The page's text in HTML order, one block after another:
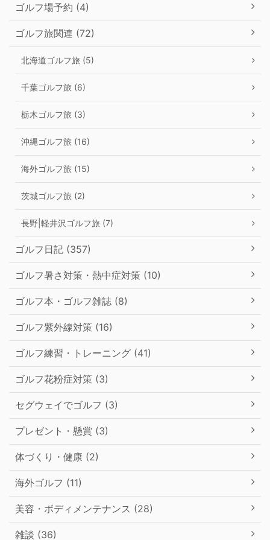
ゴルフ場予約 (4)
ゴルフ旅関連 (72)
北海道ゴルフ旅 (5)
千葉ゴルフ旅 (6)
栃木ゴルフ旅 (3)
沖縄ゴルフ旅 (16)
海外ゴルフ旅 (15)
茨城ゴルフ旅 (2)
長野|軽井沢ゴルフ旅 (7)
ゴルフ日記 (357)
ゴルフ暑さ対策・熱中症対策 (10)
ゴルフ本・ゴルフ雑誌 (8)
ゴルフ紫外線対策 (16)
ゴルフ練習・トレーニング (41)
ゴルフ花粉症対策 (3)
セグウェイでゴルフ (3)
プレゼント・懸賞 (3)
体づくり・健康 (2)
海外ゴルフ (11)
美容・ボディメンテナンス (28)
雑談 (36)